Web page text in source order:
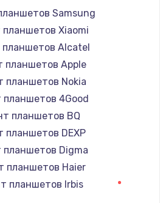
Заказать
тачпада
1330 руб.
Заказать
питания
1490 руб.
Заказать
южного моста
Samsung
Xiaomi
Alcatel
планшетов Apple
планшетов Nokia
планшетов 4Good
планшетов BQ
планшетов DEXP
планшетов Digma
планшетов Haier
планшетов Irbis